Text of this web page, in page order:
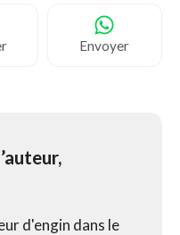
Envoyer
d'engin dans le